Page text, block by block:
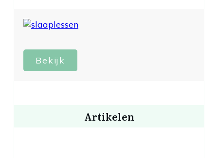
Bekijk
Artikelen